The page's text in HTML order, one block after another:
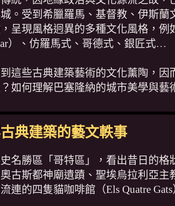
。受到希臘羅馬、基督教、伊斯
呈現風格迥異的多種文化風格，
）、仿羅馬式、哥德式、銀匠式…
這些古典建築藝術的文化薰陶，
如何理解巴塞隆納的城市美學與藝
典建築的藝文軼事
名勝區「哥特區」，看出昔日的
古斯都神廟遺蹟、聖埃烏拉利亞
的四隻貓咖啡館（Els Quatre Gats